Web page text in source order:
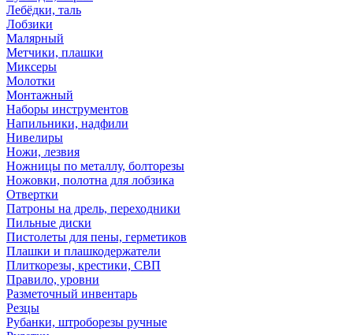
Лебёдки, таль
Лобзики
Малярный
Метчики, плашки
Миксеры
Молотки
Монтажный
Наборы инструментов
Напильники, надфили
Нивелиры
Ножи, лезвия
Ножницы по металлу, болторезы
Ножовки, полотна для лобзика
Отвертки
Патроны на дрель, переходники
Пильные диски
Пистолеты для пены, герметиков
Плашки и плашкодержатели
Плиткорезы, крестики, СВП
Правило, уровни
Разметочный инвентарь
Резцы
Рубанки, штроборезы ручные